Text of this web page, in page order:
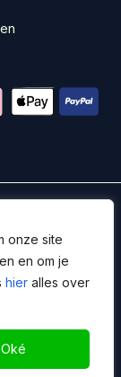
onze site
en om je
hier alles over
Oké